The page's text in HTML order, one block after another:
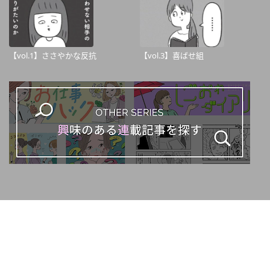
【vol.1】ささやかな反抗 【vol.3】喜ばせ組